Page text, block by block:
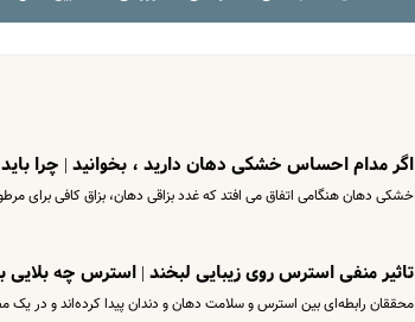
اگر مدام احساس خشکی دهان دارید ، بخوانید | چرا
خشکی دهان هنگامی اتفاق می افتد که غدد بزاقی دهان، بزاق کافی برای
تاثیر منفی استرس روی زیبایی لبخند | استرس چه بلایی
محققان رابطه‌ای بین استرس و سلامت دهان و دندان پیدا کرده‌اند و در یک